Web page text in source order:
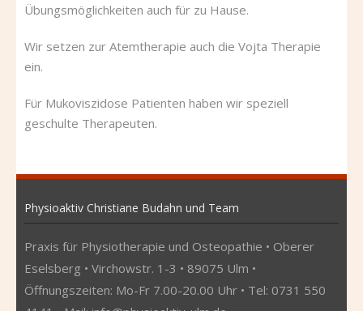
Übungsmöglichkeiten auch für zu Hause.
Wir setzen zur Atemtherapie auch die Vojta Therapie
ein.
Für Mukoviszidose Patienten haben wir speziell
geschulte Therapeuten.
Physioaktiv Christiane Budahn und Team
Praxis für Physiotherapie und Osteopathie • Oberer
Eselsberg • Virchowstr. 1-3 • 89075 Ulm •
Öffnungszeiten: Mo-Fr 7.00-20.00 Uhr • Tel: 0731 550